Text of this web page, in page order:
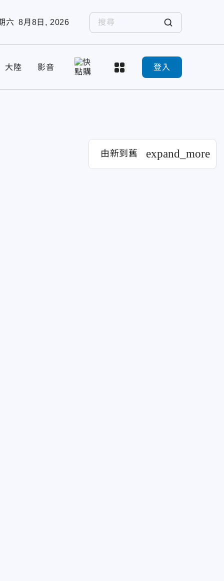
六 8月8日, 2026
大陸 影音 登入
由新到舊 expand_more